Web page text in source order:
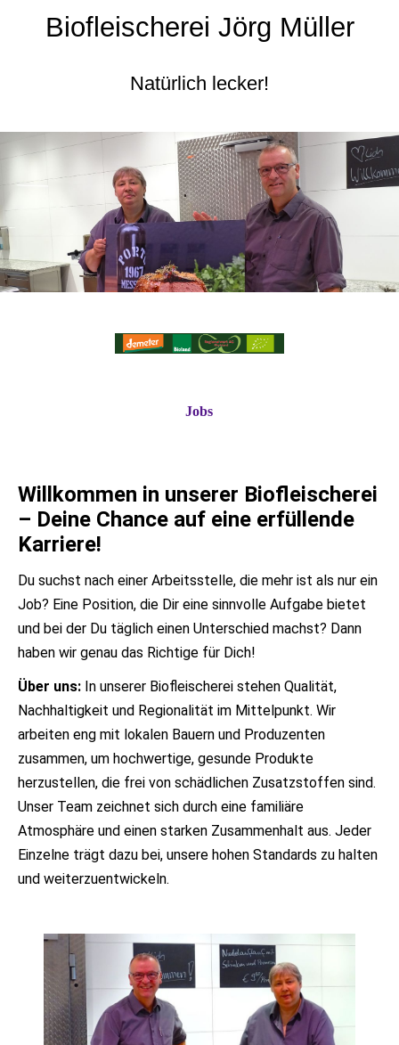
Biofleischerei Jörg Müller
Natürlich lecker!
Jobs
Willkommen in unserer Biofleischerei
– Deine Chance auf eine erfüllende
Karriere!
Du suchst nach einer Arbeitsstelle, die mehr ist als nur ein
Job? Eine Position, die Dir eine sinnvolle Aufgabe bietet
und bei der Du täglich einen Unterschied machst? Dann
haben wir genau das Richtige für Dich!
Über uns: In unserer Biofleischerei stehen Qualität,
Nachhaltigkeit und Regionalität im Mittelpunkt. Wir
arbeiten eng mit lokalen Bauern und Produzenten
zusammen, um hochwertige, gesunde Produkte
herzustellen, die frei von schädlichen Zusatzstoffen sind.
Unser Team zeichnet sich durch eine familiäre
Atmosphäre und einen starken Zusammenhalt aus. Jeder
Einzelne trägt dazu bei, unsere hohen Standards zu halten
und weiterzuentwickeln.